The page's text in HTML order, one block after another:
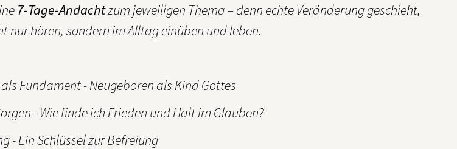
7-Tage-Andachtzum jeweiligen Thema – denn echte Veränderung geschieht,
nur hören, sondern im Alltag einüben und leben.
Fundament - Neugeboren als Kind Gottes
- Wie finde ich Frieden und Halt im Glauben?
- Ein Schlüssel zur Befreiung